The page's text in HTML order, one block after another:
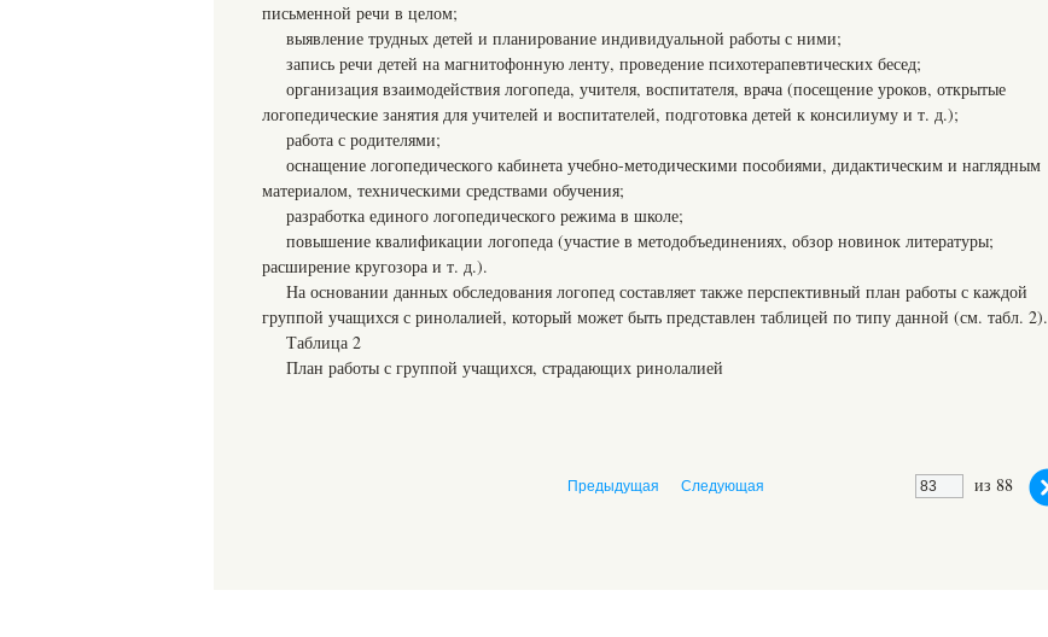
письменной речи в целом;
выявление трудных детей и планирование индивидуальной работы с ними;
запись речи детей на магнитофонную ленту, проведение психотерапевтических бесед;
организация взаимодействия логопеда, учителя, воспитателя, врача (посещение уроков, открытые
логопедические занятия для учителей и воспитателей, подготовка детей к консилиуму и т. д.);
работа с родителями;
оснащение логопедического кабинета учебно-методическими пособиями, дидактическим и наглядным
материалом, техническими средствами обучения;
разработка единого логопедического режима в школе;
повышение квалификации логопеда (участие в методобъединениях, обзор новинок литературы;
расширение кругозора и т. д.).
На основании данных обследования логопед составляет также перспективный план работы с каждой
группой учащихся с ринолалией, который может быть представлен таблицей по типу данной (см. табл. 2).
Таблица 2
План работы с группой учащихся, страдающих ринолалией
из 88
Предыдущая Следующая